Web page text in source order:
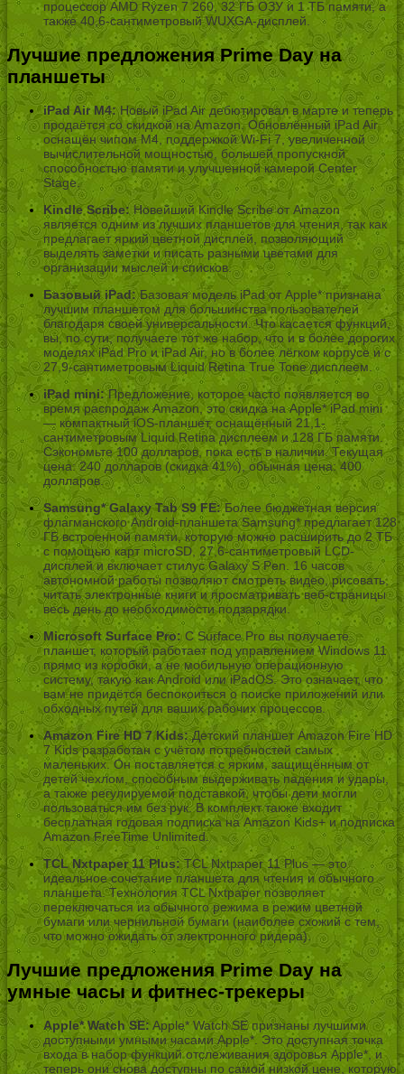
процессор AMD Ryzen 7 260, 32 ГБ ОЗУ и 1 ТБ памяти, а
также 40,6-сантиметровый WUXGA-дисплей.
Лучшие предложения Prime Day на
планшеты
iPad Air M4:Новый iPad Air дебютировал в марте и теперь
продаётся со скидкой на Amazon. Обновлённый iPad Air
оснащён чипом M4, поддержкой Wi-Fi 7, увеличенной
вычислительной мощностью, большей пропускной
способностью памяти и улучшенной камерой Center
Stage.
Kindle Scribe: Новейший Kindle Scribe от Amazon
является одним из лучших планшетов для чтения, так как
предлагает яркий цветной дисплей, позволяющий
выделять заметки и писать разными цветами для
организации мыслей и списков.
Базовый iPad:Базовая модель iPad от Apple* признана
лучшим планшетом для большинства пользователей
благодаря своей универсальности. Что касается функций,
вы, по сути, получаете тот же набор, что и в более дорогих
моделях iPad Pro и iPad Air, но в более лёгком корпусе и с
27,9-сантиметровым Liquid Retina True Tone дисплеем.
iPad mini:Предложение, которое часто появляется во
время распродаж Amazon, это скидка на Apple* iPad mini
— компактный iOS-планшет, оснащённый 21,1-
сантиметровым Liquid Retina дисплеем и 128 ГБ памяти.
Сэкономьте 100 долларов, пока есть в наличии. Текущая
цена: 240 долларов (скидка 41%), обычная цена: 400
долларов.
Samsung* Galaxy Tab S9 FE:Более бюджетная версия
флагманского Android-планшета Samsung* предлагает 128
ГБ встроенной памяти, которую можно расширить до 2 ТБ
с помощью карт microSD, 27,6-сантиметровый LCD-
дисплей и включает стилус Galaxy S Pen. 16 часов
автономной работы позволяют смотреть видео, рисовать,
читать электронные книги и просматривать веб-страницы
весь день до необходимости подзарядки.
Microsoft Surface Pro:С Surface Pro вы получаете
планшет, который работает под управлением Windows 11
прямо из коробки, а не мобильную операционную
систему, такую как Android или iPadOS. Это означает, что
вам не придётся беспокоиться о поиске приложений или
обходных путей для ваших рабочих процессов.
Amazon Fire HD 7 Kids:Детский планшет Amazon Fire HD
7 Kids разработан с учётом потребностей самых
маленьких. Он поставляется с ярким, защищённым от
детей чехлом, способным выдерживать падения и удары,
а также регулируемой подставкой, чтобы дети могли
пользоваться им без рук. В комплект также входит
бесплатная годовая подписка на Amazon Kids+ и подписка
Amazon FreeTime Unlimited.
TCL Nxtpaper 11 Plus:TCL Nxtpaper 11 Plus — это
идеальное сочетание планшета для чтения и обычного
планшета. Технология TCL Nxtpaper позволяет
переключаться из обычного режима в режим цветной
бумаги или чернильной бумаги (наиболее схожий с тем,
что можно ожидать от электронного ридера).
Лучшие предложения Prime Day на
умные часы и фитнес-трекеры
Apple* Watch SE:Apple* Watch SE признаны лучшими
доступными умными часами Apple*. Это доступная точка
входа в набор функций отслеживания здоровья Apple*, и
теперь они снова доступны по самой низкой цене, которую